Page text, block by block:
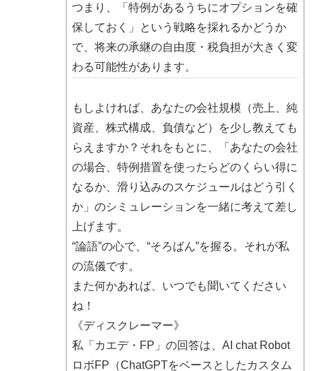
つまり、「特例があるうちにオプションを確
保しておく」という戦略を採れるかどうか
で、将来の承継の自由度・税負担が大きく変
わる可能性があります。
もしよければ、あなたの会社規模（売上、純
資産、株式構成、負債など）を少し教えても
らえますか？それをもとに、「あなたの会社
の場合、特例措置を使ったらどのくらい得に
なるか、滑り込みのスケジュールはどう引く
か」のシミュレーションを一緒に考えて差し
上げます。
“論語”の心で、“そろばん”を握る。それが私
の流儀です。
また何かあれば、いつでも聞いてください
ね！
《ディスクレーマー》
私「カエデ・FP」の回答は、AI chat Robot
ロボFP（ChatGPTをベースとしたカスタム